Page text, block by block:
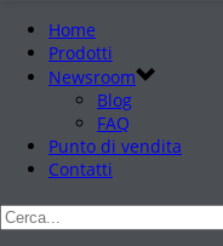
Home
Prodotti
Newsroom
Blog
FAQ
Punto di vendita
Contatti